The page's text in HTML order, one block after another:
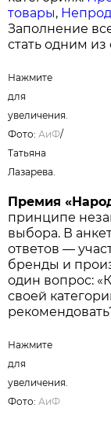
товары,
Заполнение
стать одним
Нажмите
для
увеличения.
Фото:АиФ/
Татьяна
Лазарева.
Премия
принципе
выбора. В
ответов —
бренды и
один вопрос:
своей
Нажмите
для
увеличения.
Фото:АиФ